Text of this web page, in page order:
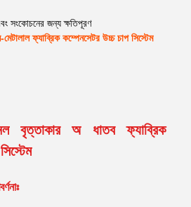
সংকোচনের জন্য ক্ষতিপূরণ
ফ্যাব্রিক কম্পেনসেটর উচ্চ চাপ সিস্টেম
বৃত্তাকার অ ধাতব ফ্যাব্রিক
বর্ণনাঃ